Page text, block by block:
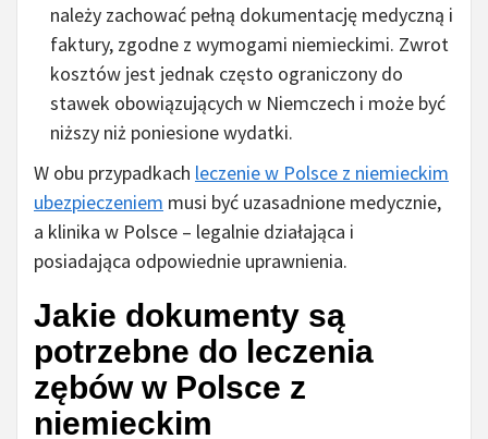
należy zachować pełną dokumentację medyczną i
faktury, zgodne z wymogami niemieckimi. Zwrot
kosztów jest jednak często ograniczony do
stawek obowiązujących w Niemczech i może być
niższy niż poniesione wydatki.
W obu przypadkach leczenie w Polsce z niemieckim
ubezpieczeniem musi być uzasadnione medycznie,
a klinika w Polsce – legalnie działająca i
posiadająca odpowiednie uprawnienia.
Jakie dokumenty są
potrzebne do leczenia
zębów w Polsce z
niemieckim